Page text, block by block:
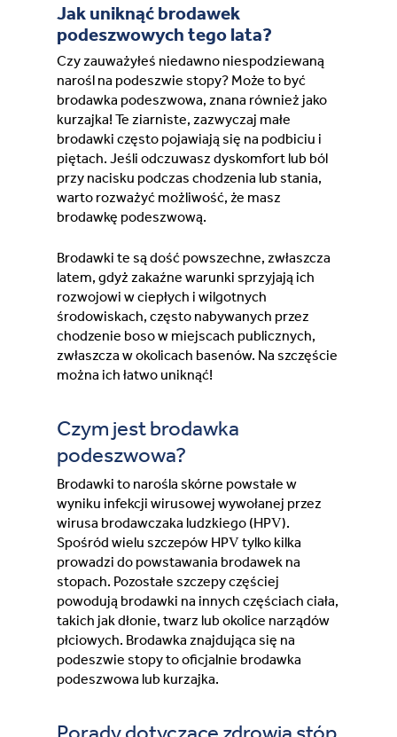
Jak uniknąć brodawek
podeszwowych tego lata?
Czy zauważyłeś niedawno niespodziewaną
narośl na podeszwie stopy? Może to być
brodawka podeszwowa, znana również jako
kurzajka! Te ziarniste, zazwyczaj małe
brodawki często pojawiają się na podbiciu i
piętach. Jeśli odczuwasz dyskomfort lub ból
przy nacisku podczas chodzenia lub stania,
warto rozważyć możliwość, że masz
brodawkę podeszwową.
Brodawki te są dość powszechne, zwłaszcza
latem, gdyż zakaźne warunki sprzyjają ich
rozwojowi w ciepłych i wilgotnych
środowiskach, często nabywanych przez
chodzenie boso w miejscach publicznych,
zwłaszcza w okolicach basenów. Na szczęście
można ich łatwo uniknąć!
Czym jest brodawka
podeszwowa?
Brodawki to narośla skórne powstałe w
wyniku infekcji wirusowej wywołanej przez
wirusa brodawczaka ludzkiego (HPV).
Spośród wielu szczepów HPV tylko kilka
prowadzi do powstawania brodawek na
stopach. Pozostałe szczepy częściej
powodują brodawki na innych częściach ciała,
takich jak dłonie, twarz lub okolice narządów
płciowych. Brodawka znajdująca się na
podeszwie stopy to oficjalnie brodawka
podeszwowa lub kurzajka.
France (French)
Finland (Finnish)
Hong Kong (Chinese)
India (Hindi)
Ireland (Irish)
Kuwait (Arabic)
Latvia (Latvian)
Lithuania (Lithuanian)
Moldova (Moldovan)
Morocco (French)
Poland (Polish)
Portugal (Portuguese)
Serbia (Serbian)
Slovenia (Slovene)